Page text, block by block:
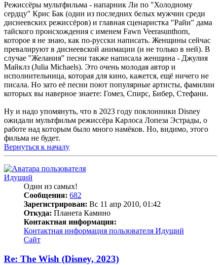
Режиссёры мультфильма - напарник Ли по "Холодному
сердцу" Крис Бак (один из последних белых мужчин среди
диснеевских режиссёров) и главная сценаристка "Райи" дама
тайского происхождения с именем Fawn Veerasunthorn,
которое я не знаю, как по-русски написать. Женщины сейчас
превалируют в диснеевской анимации (и не только в ней). В
случае "Желания" песни также написала женщина - Джулия
Майклз (Julia Michaels). Это очень молодая автор и
исполнительница, которая для кино, кажется, ещё ничего не
писала. Но зато её песни поют популярные артисты, фамилии
которых вы наверное знаете: Гомез, Спирс, Бибер, Стефани.
Ну и надо упомянуть, что в 2023 году поклонники Disney
ожидали мультфильм режиссёра Карлоса Лопеза Эстрады, о
работе над которым было много намёков. Но, видимо, этого
фильма не будет.
Вернуться к началу
Идущий
Один из самых!
Сообщения: 682
Зарегистрирован: Вс 11 апр 2010, 01:42
Откуда: Планета Камино
Контактная информация:
Контактная информация пользователя Идущий
Сайт
Re: The Wish (Disney, 2023)